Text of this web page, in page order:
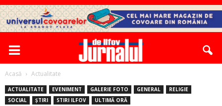
Acasă Actualitate
ACTUALITATE EVENIMENT GALERIE FOTO GENERAL
RELIGIE
SOCIAL
ȘTIRI STIRI ILFOV ULTIMĂ ORĂ